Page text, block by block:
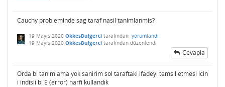
Cauchy probleminde sag taraf nasil tanimlanmis?
19 Mayıs 2020 OkkesDulgerci tarafından yorumlandı
19 Mayıs 2020 OkkesDulgerci tarafından düzenlendi
Cevapla
Orda bi tanimlama yok sanirim sol taraftaki ifadeyi temsil etmesi icin
i indisli bi E (error) harfi kullandık